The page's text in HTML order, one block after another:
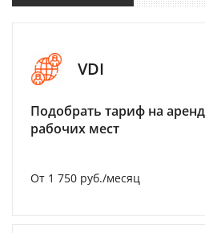
VDI
Подобрать тариф на
рабочих мест
От 1 750 руб./месяц